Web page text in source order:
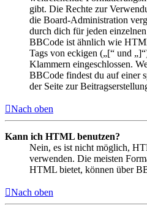
gibt. Die Rechte zur
die Board-Administration
durch dich für jeden
BBCode ist ähnlich wie
Tags von eckigen („[“ und
Klammern eingeschlossen.
BBCode findest du auf einer
der Seite zur
Nach oben
Kann ich HTML benutzen?
Nein, es ist nicht möglich,
verwenden. Die meisten
HTML bietet, können über
Nach oben